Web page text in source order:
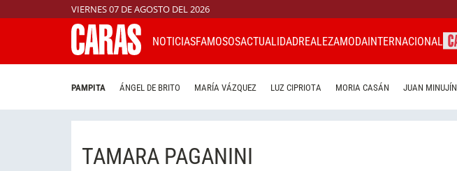
VIERNES 07 DE AGOSTO DEL 2026
NOTICIASFAMOSOSACTUALIDADREALEZAMODAINTERNACIONAL
PAMPITA ÁNGEL DE BRITO MARÍA VÁZQUEZ LUZ CIPRIOTA MORIA CASÁN JUAN MINUJÍN
TAMARA PAGANINI